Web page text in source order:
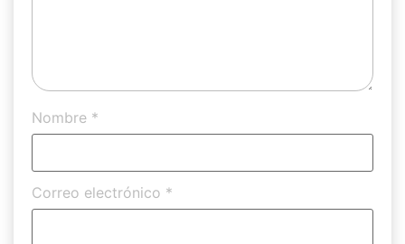
Nombre *
Correo electrónico *